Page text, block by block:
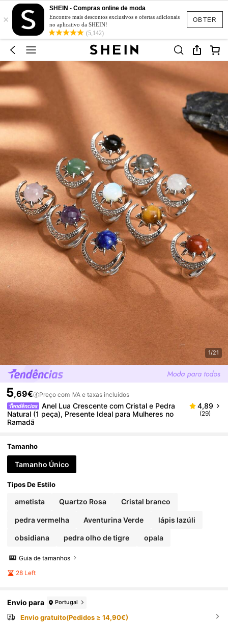
OBTER
×
SHEIN - Compras online de moda
Encontre mais descontos exclusivos e ofertas adicionais
no aplicativo da SHEIN!
(5,142)
1/21
5,69€ Preço com IVA e taxas incluídos
Anel Lua Crescente com Cristal e Pedra
Natural (1 peça), Presente Ideal para Mulheres no
Ramadã
4,89
(29)
Tamanho
Tamanho Único
Tipos De Estilo
ametista Quartzo Rosa Cristal branco
pedra vermelha Aventurina Verde lápis lazúli
obsidiana pedra olho de tigre opala
Guia de tamanhos
28 Left
Envio para Portugal
Envio gratuito(Pedidos ≥ 14,90€)